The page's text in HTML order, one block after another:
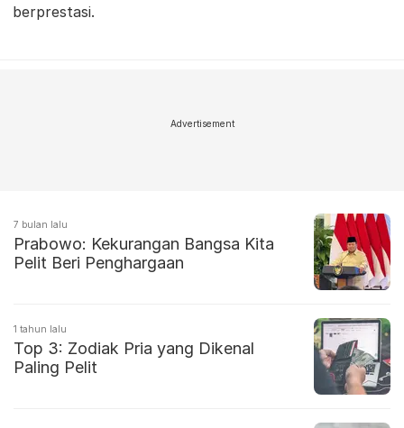
berprestasi.
Advertisement
7 bulan lalu
Prabowo: Kekurangan Bangsa Kita
Pelit Beri Penghargaan
1 tahun lalu
Top 3: Zodiak Pria yang Dikenal
Paling Pelit